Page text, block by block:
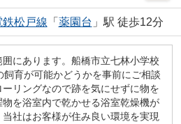
松戸線 「 薬園台 」駅 徒歩12分
にあります。船橋市立七林小学校
育が可能かどうかを事前にご相談
リングなので跡を気にせずに物を
を浴室内で乾かせる浴室乾燥機が
社はお客様が住み良い環境を実現